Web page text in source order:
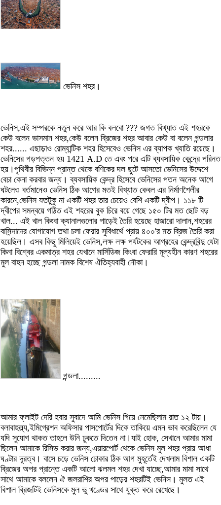
ভেনিস শহর।
ভেনিস,এই সম্পরকে নতুন করে আর কি বলবো ??? জগত বিখ্যাত এই শহরকে
কেউ বলেন ভাসমান শহর,কেউ বলেন ব্রিজের শহর আবার কেউ বা বলেন গন্ডলার
শহর...... এছাড়াও রোম্যান্টিক শহর হিসেবেও ভেনিস এর ব্যাপক খ্যাতি রয়েছে।
ভেনিসের গড়পত্তন হয় 1421 A.D তে এবং পরে এটি ব্যবসায়িক কেন্দ্রে পরিনত
হয়।পৃথিবীর বিভিন্ন প্রান্ত থেকে বণিকের দল ছুটে আসতো ভেনিসের উদ্দেশে
বেচা কেনা করবার জন্য। ব্যবসায়িক কেন্দ্র হিসেবে ভেনিসের পতন অনেক আগে
ঘটলেও বর্তমানেও ভেনিস ঠিক আগের মতই বিখ্যাত কেবল এর নির্মাণশৈলীর
কারনে,ভেনিস যতটুকু না একটি শহর তার চেয়েও বেশি একটি দ্বীপ। ১১৮ টি
দ্বীপের সমন্বয়ে গঠিত এই শহরের বুক চিরে বয়ে গেছে ১৫০ টির মত ছোট বড়
খাল... এই খাল কিংবা ক্যানালগুলোর পাড়েই তৈরি হয়েছে হাজারো দালান,শহরের
বাসিন্দাদের যোগাযোগ তথা চলা ফেরার সুবিধার্থে প্রায় ৪০০'র মত ব্রিজ তৈরি করা
হয়েছিল। এসব কিছু মিলিয়েই ভেনিস,লক্ষ লক্ষ পর্যটকের আগ্রহের কেন্দ্রবিন্দু যেটা
কিনা বিশ্বের একমাত্র শহর যেখানে মার্সিডিজ কিংবা ফেরারি মূল্যহীন কারণ শহরের
মুল বাহন হচ্ছে গন্ডলা নামক বিশেষ ঐতিহ্যবাহী নৌকা।
গন্ডলা.........
আমার ফ্লাইট দেরি হবার সুবাদে আমি ভেনিস গিয়ে নেমেছিলাম রাত ১২ টায়।
বলাবাহুল্ল্য,ইমিগ্রেশন অফিসার পাসপোর্টের দিকে তাকিয়ে এমন ভাব করেছিলেন যে
যদি সুযোগ থাকত তাহলে উনি ঢুকতে দিতেন না।যাই হোক, সেখানে আমার মামা
ছিলেন আমাকে রিসিভ করার জন্য,এয়ারপোর্ট থেকে ভেনিস মুল শহর প্রায় আধা
ঘণ্টার দূরত্ব। বাসে চড়ে ভেনিস ঢোকার ঠিক আগ মুহূর্তেই দেখলাম বিশাল একটি
ব্রিজের অপর প্রান্তে একটি আলো ঝলমল শহর দেখা যাচ্ছে,আমার মামা সাথে
সাথে আমাকে বললেন ঐ জলরাশির অপর পাড়ের শহরটিই ভেনিস। মুলত এই
বিশাল ব্রিজটিই ভেনিসকে মুল ভু খণ্ডের সাথে যুক্ত করে রেখেছে।